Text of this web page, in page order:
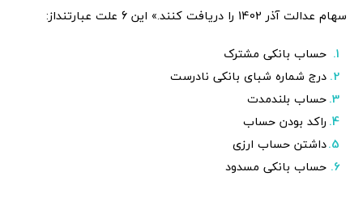
سهام عدالت آذر 1402 را دریافت کنند.» این 6 علت عبارتنداز:
حساب بانکی مشترک
درج شماره شبای بانکی نادرست
حساب بلندمدت
راکد بودن حساب
داشتن حساب ارزی
حساب بانکی مسدود